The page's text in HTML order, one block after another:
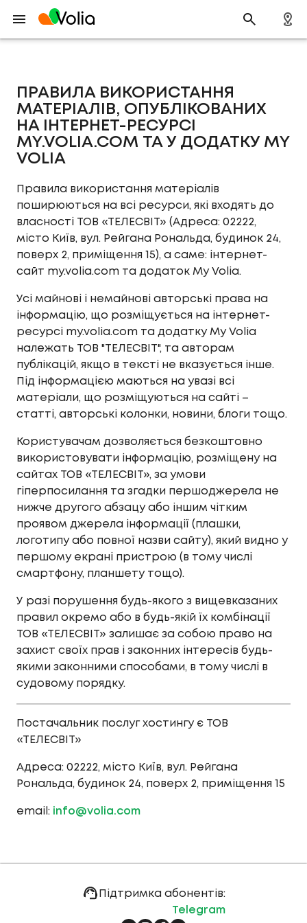
ПРАВИЛА ВИКОРИСТАННЯ
МАТЕРІАЛІВ, ОПУБЛІКОВАНИХ
НА ІНТЕРНЕТ-РЕСУРСІ
MY.VOLIA.COM ТА У ДОДАТКУ MY
VOLIA
Правила використання матеріалів
поширюються на всі ресурси, які входять до
власності ТОВ «ТЕЛЕСВІТ» (Адреса: 02222,
місто Київ, вул. Рейгана Рональда, будинок 24,
поверх 2, приміщення 15), а саме: інтернет-
сайт my.volia.com та додаток My Volia.
Усі майнові і немайнові авторські права на
інформацію, що розміщується на інтернет-
ресурсі my.volia.com та додатку My Volia
належать ТОВ "ТЕЛЕСВІТ", та авторам
публікацій, якщо в тексті не вказується інше.
Під інформацією маються на увазі всі
матеріали, що розміщуються на сайті –
статті, авторські колонки, новини, блоги тощо.
Користувачам дозволяється безкоштовно
використовувати інформацію, розміщену на
сайтах ТОВ «ТЕЛЕСВІТ», за умови
гіперпосилання та згадки першоджерела не
нижче другого абзацу або іншим чітким
проявом джерела інформації (плашки,
логотипу або повної назви сайту), який видно у
першому екрані пристрою (в тому числі
смартфону, планшету тощо).
У разі порушення будь-якого з вищевказаних
правил окремо або в будь-якій їх комбінації
ТОВ «ТЕЛЕСВІТ» залишає за собою право на
захист своїх прав і законних інтересів будь-
якими законними способами, в тому числі в
судовому порядку.
Постачальник послуг хостингу є ТОВ
«ТЕЛЕСВІТ»
Адреса: 02222, місто Київ, вул. Рейгана
Рональда, будинок 24, поверх 2, приміщення 15
email: info@volia.com
Підтримка абонентів:
Telegram